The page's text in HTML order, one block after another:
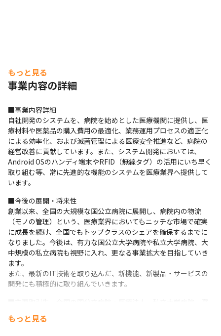
もっと見る
事業内容の詳細
■事業内容詳細
自社開発のシステムを、病院を始めとした医療機関に提供し、医
療材料や医薬品の購入費用の最適化、業務運用プロセスの適正化
による効率化、および滅菌管理による医療安全推進など、病院の
経営改善に貢献しています。また、システム開発においては、
Android OSのハンディ端末やRFID（無線タグ）の活用にいち早く
取り組む等、常に先進的な機能のシステムを医療業界へ提供して
います。
■今後の展開・将来性
創業以来、全国の大規模な国公立病院に展開し、病院内の物流
（モノの管理）という、医療業界においてもニッチな市場で確実
に成長を続け、全国でもトップクラスのシェアを確保するまでに
なりました。今後は、有力な国公立大学病院や私立大学病院、大
中規模の私立病院も視野に入れ、更なる事業拡大を目指していき
ます。
また、最新のIT技術を取り込んだ、新機能、新製品・サービスの
開発にも積極的に取り組んでいきます。
ネット、ソフトウェア・サービス、シーエスアイ、東芝キヤノン
もっと見る